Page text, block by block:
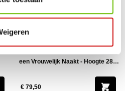
een Vrouwelijk Naakt - Hoogte 28,1
€ 79,50